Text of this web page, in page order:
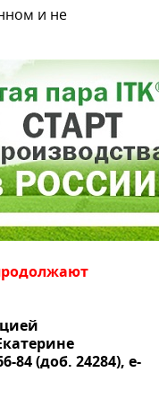
и не
84 (доб. 24284), е-